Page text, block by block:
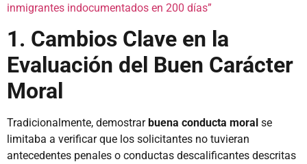
inmigrantes indocumentados en 200 días”
1. Cambios Clave en la
Evaluación del Buen Carácter
Moral
Tradicionalmente, demostrarbuena conducta moral se
limitaba a verificar que los solicitantes no tuvieran
antecedentes penales o conductas descalificantes descritas